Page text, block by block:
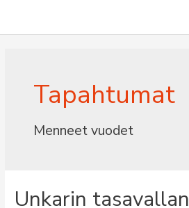
Tapahtumat
Menneet vuodet
Unkarin tasavallan